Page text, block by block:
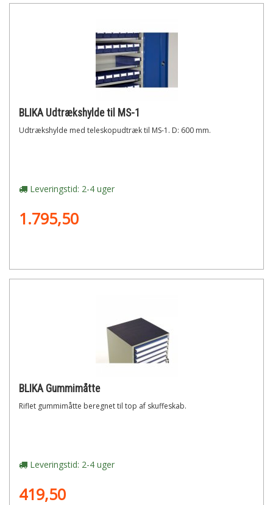
BLIKA Udtrækshylde til MS-1
Udtrækshylde med teleskopudtræk til MS-1. D: 600 mm.
Leveringstid: 2-4 uger
1.795,50
BLIKA Gummimåtte
Riflet gummimåtte beregnet til top af skuffeskab.
Leveringstid: 2-4 uger
419,50